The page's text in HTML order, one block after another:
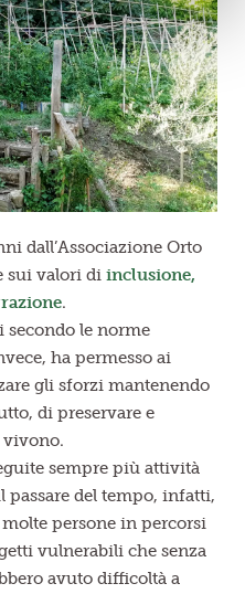
dall’Associazione Orto
sui valori di inclusione,
.
secondo le norme
ha permesso ai
gli sforzi mantenendo
di preservare e
vivono.
sempre più attività
del tempo, infatti,
persone in percorsi
vulnerabili che senza
avuto difficoltà a